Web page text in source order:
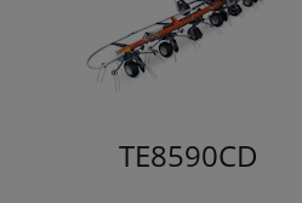
TE8590CD